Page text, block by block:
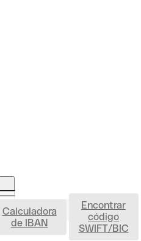
IBAN
Calculadora
de IBAN
Encontrar
código
SWIFT/BIC